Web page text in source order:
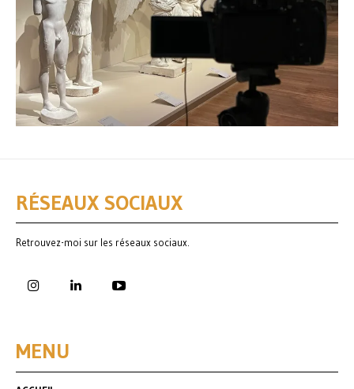
RÉSEAUX SOCIAUX
Retrouvez-moi sur les réseaux sociaux.
MENU